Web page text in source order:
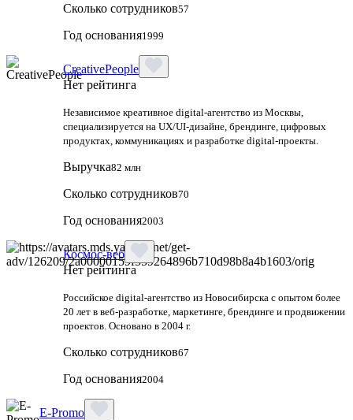
Сколько сотрудников57
Год основания1999
CreativePeople
Нет рейтинга
Независимое креативное digital‑агентство из Москвы,
специализируется на UX/UI‑дизайне, брендинге, цифровых
продуктах, коммуникациях и разработке digital‑проекты.
Выручка82 млн
Сколько сотрудников70
Год основания2003
Космос-веб
Нет рейтинга
Российское digital-агентство из Новосибирска с опытом более
20 лет в веб-разработке, маркетинге, брендинге и продвижении
проектов. Основано в 2004 г.
Сколько сотрудников67
Год основания2004
E-Promo